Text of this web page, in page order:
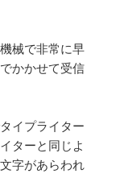
械で非常に早
かかせて受信
イプライター
ターと同じよ
字があらわれ